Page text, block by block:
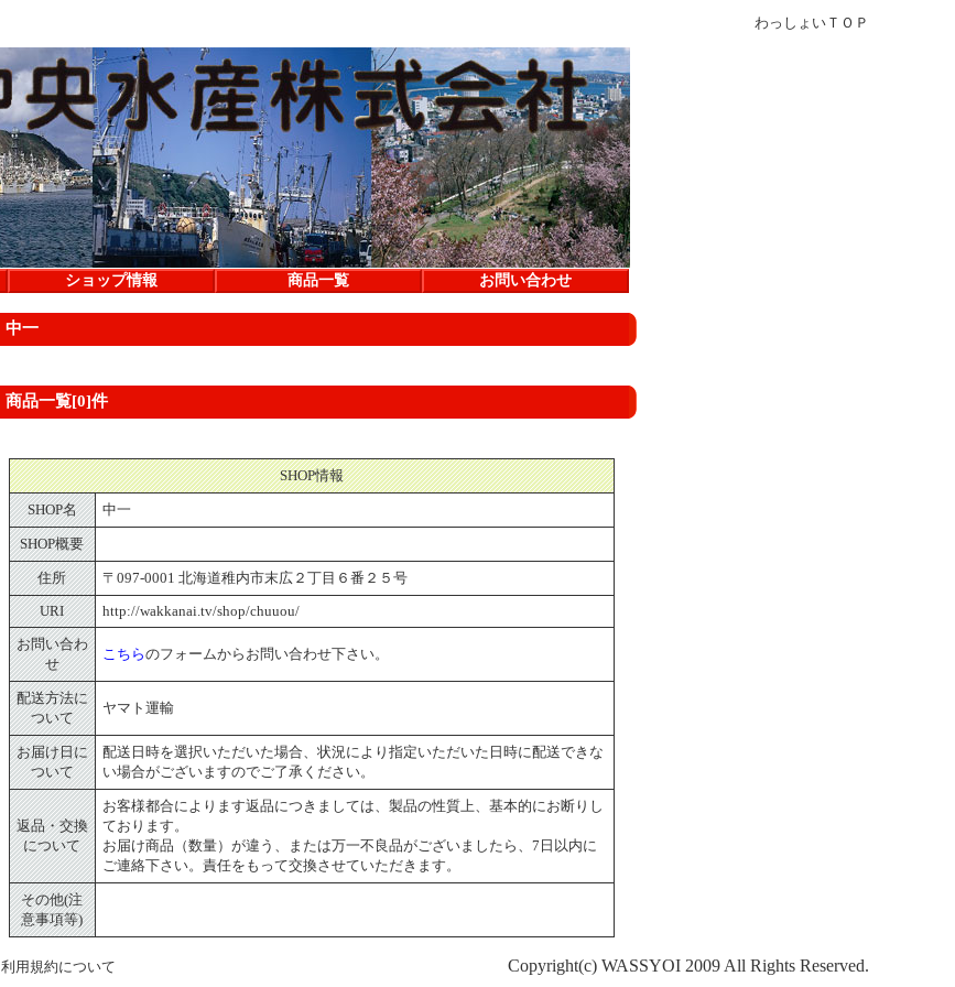
わっしょいＴＯＰ
ショップ情報 商品一覧 お問い合わせ
中一
商品一覧[0]件
SHOP情報
SHOP名 中一
SHOP概要
住所
〒097-0001 北海道稚内市末広２丁目６番２５号
URI
http://wakkanai.tv/shop/chuuou/
お問い合わ
せ
こちらのフォームからお問い合わせ下さい。
配送方法に
ついて
ヤマト運輸
お届け日に
ついて
配送日時を選択いただいた場合、状況により指定いただいた日時に配送できな
い場合がございますのでご了承ください。
返品・交換
について
お客様都合によります返品につきましては、製品の性質上、基本的にお断りし
ております。
お届け商品（数量）が違う、または万一不良品がございましたら、7日以内に
ご連絡下さい。責任をもって交換させていただきます。
その他(注
意事項等)
利用規約について Copyright(c) WASSYOI 2009 All Rights Reserved.